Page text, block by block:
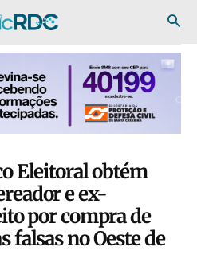
Eleitoral obtém
e ex-
por compra de
falsas no Oeste de